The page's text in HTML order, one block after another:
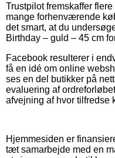
Trustpilot fremskaffer
mange forhenværende
det smart, at du
Birthday – guld – 45 cm
Facebook resulterer i
få en idé om online
ses en del butikker på
evaluering af
afvejning af hvor tilfredse
Hjemmesiden er
tæt samarbejde med en